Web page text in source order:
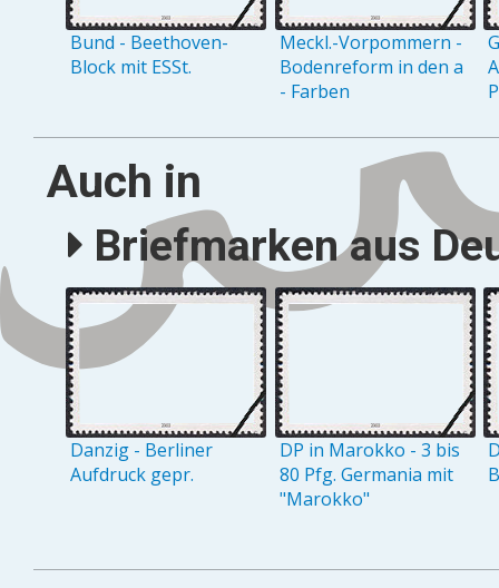
Bund - Beethoven-
Block mit ESSt.
Meckl.-Vorpommern -
Bodenreform in den a
- Farben
Auch in
Briefmarken aus
Danzig - Berliner
Aufdruck gepr.
DP in Marokko - 3 bis
80 Pfg. Germania mit
"Marokko"